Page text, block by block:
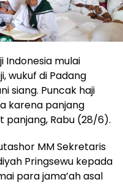
Indonesia mulai
wukuf di Padang
siang. Puncak haji
karena panjang
panjang, Rabu (28/6).
MM Sekretaris
Pringsewu kepada
para jama’ah asal